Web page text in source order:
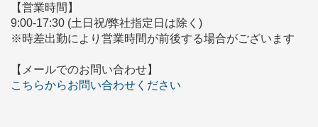
【営業時間】
9:00-17:30 (土日祝/弊社指定日は除く)
※時差出勤により営業時間が前後する場合がございます
【メールでのお問い合わせ】
こちらからお問い合わせください